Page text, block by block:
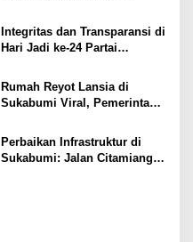
Integritas dan Transparansi di
Hari Jadi ke-24 Partai
Adinugraha Tegaskan
Tanggung Jawab dan
Amanah Publik
Rumah Reyot Lansia di
Sukabumi Viral, Pemerintah
Solusi
Perbaikan Infrastruktur di
Sukabumi: Jalan Citamiang–